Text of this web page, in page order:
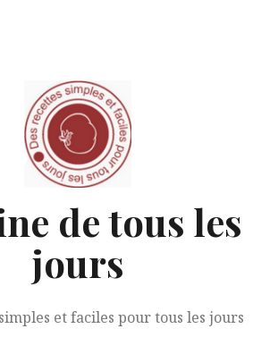
de tous les
jours
et faciles pour tous les jours